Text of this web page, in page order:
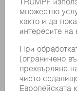
РЕГИСТРИРАНЕ
MYTRUMPF
ПРОДУКТИ
ЛАЗЕР
СИЛОВА
ЕЛЕКТРИЧЕСКИ
SMART FACTORY